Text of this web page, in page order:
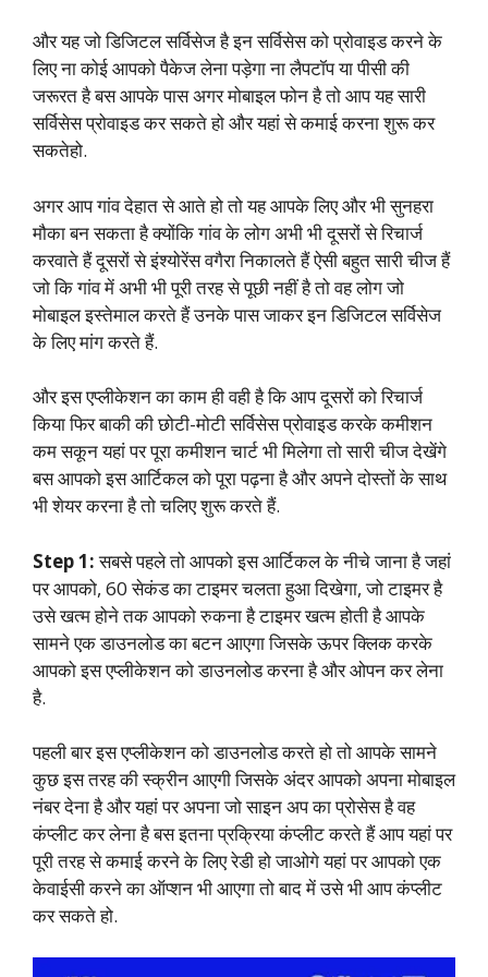
और यह जो डिजिटल सर्विसेज है इन सर्विसेस को प्रोवाइड करने के
लिए ना कोई आपको पैकेज लेना पड़ेगा ना लैपटॉप या पीसी की
जरूरत है बस आपके पास अगर मोबाइल फोन है तो आप यह सारी
सर्विसेस प्रोवाइड कर सकते हो और यहां से कमाई करना शुरू कर
सकतेहो.
अगर आप गांव देहात से आते हो तो यह आपके लिए और भी सुनहरा
मौका बन सकता है क्योंकि गांव के लोग अभी भी दूसरों से रिचार्ज
करवाते हैं दूसरों से इंश्योरेंस वगैरा निकालते हैं ऐसी बहुत सारी चीज हैं
जो कि गांव में अभी भी पूरी तरह से पूछी नहीं है तो वह लोग जो
मोबाइल इस्तेमाल करते हैं उनके पास जाकर इन डिजिटल सर्विसेज
के लिए मांग करते हैं.
और इस एप्लीकेशन का काम ही वही है कि आप दूसरों को रिचार्ज
किया फिर बाकी की छोटी-मोटी सर्विसेस प्रोवाइड करके कमीशन
कम सकून यहां पर पूरा कमीशन चार्ट भी मिलेगा तो सारी चीज देखेंगे
बस आपको इस आर्टिकल को पूरा पढ़ना है और अपने दोस्तों के साथ
भी शेयर करना है तो चलिए शुरू करते हैं.
Step 1:सबसे पहले तो आपको इस आर्टिकल के नीचे जाना है जहां
पर आपको, 60 सेकंड का टाइमर चलता हुआ दिखेगा, जो टाइमर है
उसे खत्म होने तक आपको रुकना है टाइमर खत्म होती है आपके
सामने एक डाउनलोड का बटन आएगा जिसके ऊपर क्लिक करके
आपको इस एप्लीकेशन को डाउनलोड करना है और ओपन कर लेना
है.
पहली बार इस एप्लीकेशन को डाउनलोड करते हो तो आपके सामने
कुछ इस तरह की स्क्रीन आएगी जिसके अंदर आपको अपना मोबाइल
नंबर देना है और यहां पर अपना जो साइन अप का प्रोसेस है वह
कंप्लीट कर लेना है बस इतना प्रक्रिया कंप्लीट करते हैं आप यहां पर
पूरी तरह से कमाई करने के लिए रेडी हो जाओगे यहां पर आपको एक
केवाईसी करने का ऑप्शन भी आएगा तो बाद में उसे भी आप कंप्लीट
कर सकते हो.